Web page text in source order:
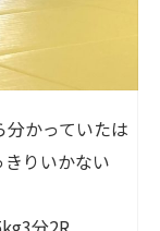
かっていたは
りいかない